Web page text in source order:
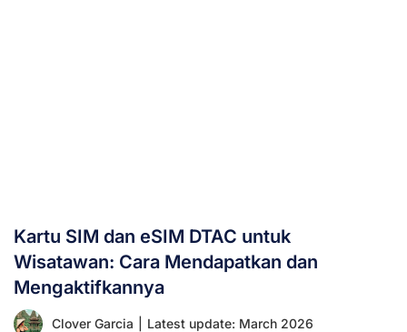
Kartu SIM dan eSIM DTAC untuk
Wisatawan: Cara Mendapatkan dan
Mengaktifkannya
Clover Garcia Latest update: March 2026